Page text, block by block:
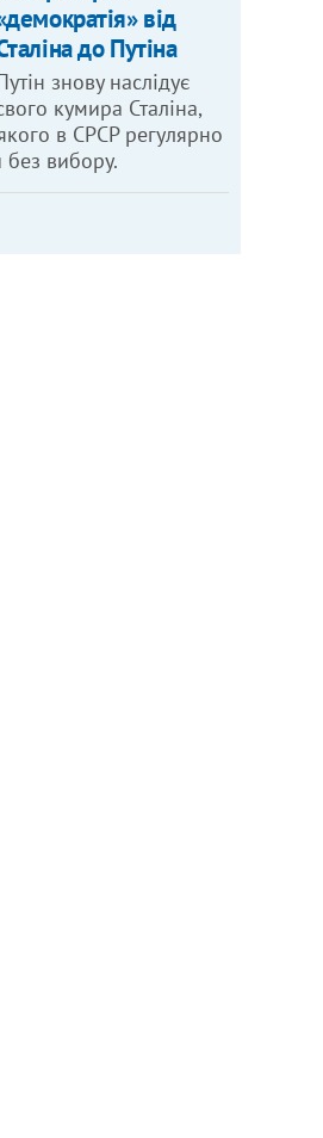
від
до Путіна
знову наслідує
кумира Сталіна,
в СРСР регулярно
вибору.